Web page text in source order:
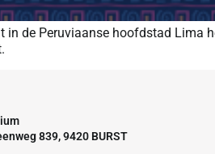
de Peruviaanse hoofdstad Lima
839, 9420 BURST